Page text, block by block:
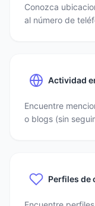
Conozca
al número de
Actividad
Encuentre
o blogs (sin
Perfiles de